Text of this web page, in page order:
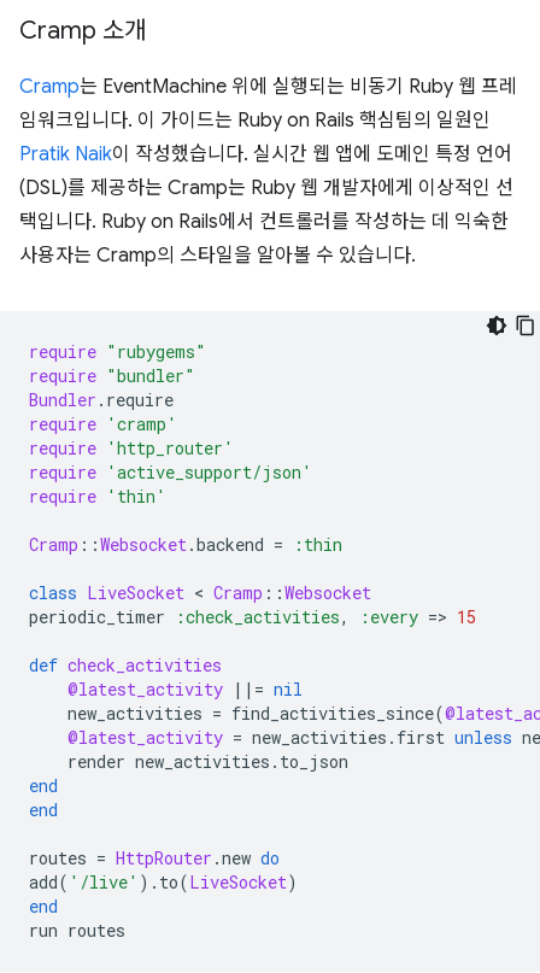
Cramp 소개
Cramp는 EventMachine 위에 실행되는 비동기 Ruby 웹 프레
임워크입니다. 이 가이드는 Ruby on Rails 핵심팀의 일원인
Pratik Naik이 작성했습니다. 실시간 웹 앱에 도메인 특정 언어
(DSL)를 제공하는 Cramp는 Ruby 웹 개발자에게 이상적인 선
택입니다. Ruby on Rails에서 컨트롤러를 작성하는 데 익숙한
사용자는 Cramp의 스타일을 알아볼 수 있습니다.
require "rubygems"
require "bundler"
Bundler . require
require 'cramp'
require 'http_router'
require 'active_support/json'
require 'thin'
Cramp ::Websocket.backend = :thin
class LiveSocket < Cramp ::Websocket
periodic_timer
:check_activities, :every => 15
def check_activities
@latest_activity ||= nil
new_activities = find_activities_since(
@latest_activity = new_activities . first unless
render new_activities . to_json
end
end
routes = HttpRouter .new do
add( '/live' ) . to(LiveSocket)
end
run routes